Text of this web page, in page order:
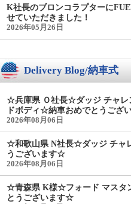
K社長のブロンコラプターに
せていただきました！
2026年05月26日
Delivery Blog/納車式
☆兵庫県 Ｏ社長☆ダッジ チャレ
ドボディ☆納車おめでとうござ
2026年08月06日
☆和歌山県 N社長☆ダッジ チャ
うございます☆
2026年08月06日
☆青森県 K様☆フォード マスタ
とうございます☆